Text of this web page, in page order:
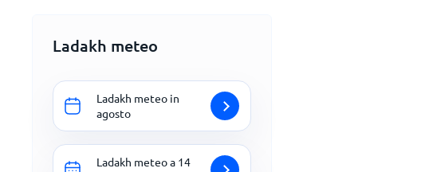
Ladakh meteo
Ladakh meteo in
agosto
Ladakh meteo a 14